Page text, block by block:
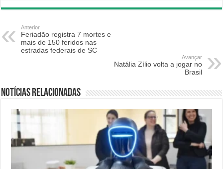
Anterior
Feriadão registra 7 mortes e
mais de 150 feridos nas
estradas federais de SC
Avançar
Natália Zílio volta a jogar no
Brasil
Notícias relacionadas